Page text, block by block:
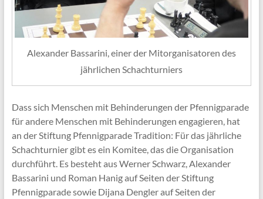
Alexander Bassarini, einer der Mitorganisatoren des
jährlichen Schachturniers
Dass sich Menschen mit Behinderungen der Pfennigparade
für andere Menschen mit Behinderungen engagieren, hat
an der Stiftung Pfennigparade Tradition: Für das jährliche
Schachturnier gibt es ein Komitee, das die Organisation
durchführt. Es besteht aus Werner Schwarz, Alexander
Bassarini und Roman Hanig auf Seiten der Stiftung
Pfennigparade sowie Dijana Dengler auf Seiten der